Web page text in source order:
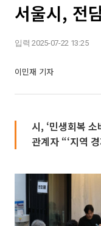
서울시, 전
입력 2025-07-22 13:25
이민재 기자
시, ‘민생회복
관계자 “‘지역